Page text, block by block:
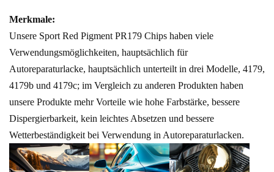
Merkmale:
Unsere Sport Red Pigment PR179 Chips haben viele
Verwendungsmöglichkeiten, hauptsächlich für
Autoreparaturlacke, hauptsächlich unterteilt in drei Modelle, 4179,
4179b und 4179c; im Vergleich zu anderen Produkten haben
unsere Produkte mehr Vorteile wie hohe Farbstärke, bessere
Dispergierbarkeit, kein leichtes Absetzen und bessere
Wetterbeständigkeit bei Verwendung in Autoreparaturlacken.